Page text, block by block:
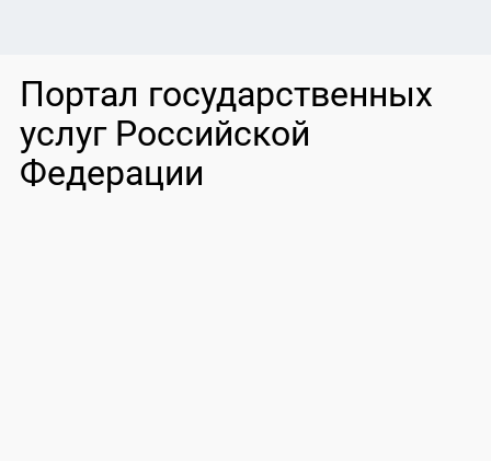
Портал государственных
услуг Российской
Федерации